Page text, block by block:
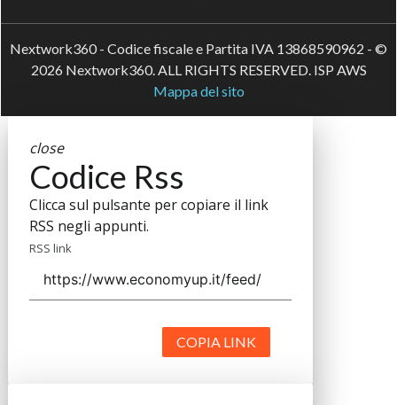
Nextwork360 - Codice fiscale e Partita IVA 13868590962 - ©
2026 Nextwork360. ALL RIGHTS RESERVED. ISP AWS
Mappa del sito
close
Codice Rss
Clicca sul pulsante per copiare il link
RSS negli appunti.
RSS link
COPIA LINK